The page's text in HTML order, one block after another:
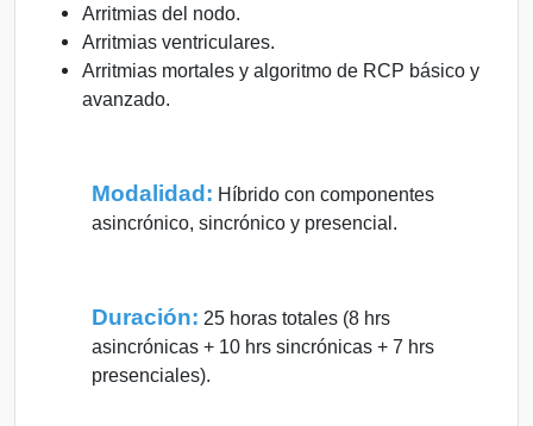
Arritmias del nodo.
Arritmias ventriculares.
Arritmias mortales y algoritmo de RCP básico y
avanzado.
Modalidad: Híbrido con componentes
asincrónico, sincrónico y presencial.
Duración: 25 horas totales (8 hrs
asincrónicas + 10 hrs sincrónicas + 7 hrs
presenciales).